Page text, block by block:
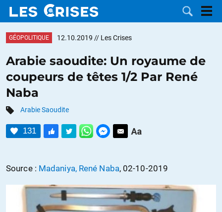
DOSSIERS
CATÉGORIES
MOTS CLÉS
CONTACTER
FAIRE UN
GÉOPOLITIQUE 12.10.2019 // Les Crises
Arabie saoudite: Un royaume de
coupeurs de têtes 1/2 Par René
Naba
Arabie Saoudite
131
Source : Madaniya, René Naba, 02-10-2019